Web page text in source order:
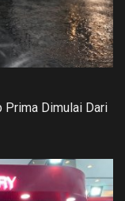
Prima Dimulai Dari